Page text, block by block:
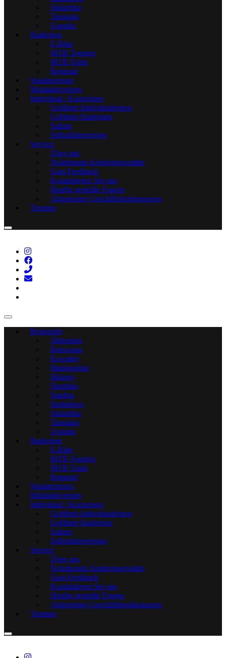
Südafrika
Tansania
Uganda
Radreisen
E-Bike
MTB Touring
MTB Trails
Rennrad
Wanderreisen
Multiaktivreisen
Individual / Kurzreisen
Geführte Individualreisen
Geführte Radreisen
Safaris
Selbstfahrerreisen
Service
Über uns
Noluthando Kindertagesstätte
Gast-Feedback
Kontaktieren Sie uns
Häufig gestellte Fragen
Allgemeine Geschäftsbedingungen
Termine
Reiseziele
Äthiopien
Botswana
Eswatini
Madagaskar
Malawi
Namibia
Sambia
Simbabwe
Südafrika
Tansania
Uganda
Radreisen
E-Bike
MTB Touring
MTB Trails
Rennrad
Wanderreisen
Multiaktivreisen
Individual / Kurzreisen
Geführte Individualreisen
Geführte Radreisen
Safaris
Selbstfahrerreisen
Service
Über uns
Noluthando Kindertagesstätte
Gast-Feedback
Kontaktieren Sie uns
Häufig gestellte Fragen
Allgemeine Geschäftsbedingungen
Termine